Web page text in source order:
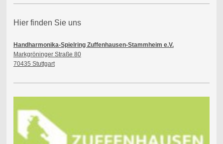
Hier finden Sie uns
Handharmonika-Spielring Zuffenhausen-Stammheim e.V.
Markgröninger Straße 80
70435 Stuttgart